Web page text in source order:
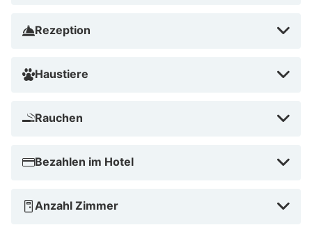
Rezeption
Haustiere
Rauchen
Bezahlen im Hotel
Anzahl Zimmer